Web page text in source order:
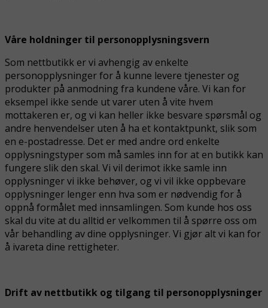
Våre holdninger til personopplysningsvern
Som nettbutikk er vi avhengig av enkelte
personopplysninger for å kunne levere tjenester og
produkter på anmodning fra kundene våre. Vi kan for
eksempel ikke sende ut varer uten å vite hvem
mottakeren er, og vi kan heller ikke besvare spørsmål og
andre henvendelser uten å ha et kontaktpunkt, slik som
en e-postadresse. Det er med andre ord enkelte
opplysningstyper som må samles inn for at en butikk kan
fungere slik den skal. Vi vil derimot ikke samle inn
opplysninger vi ikke behøver, og vi vil ikke oppbevare
opplysninger lenger enn hva som er nødvendig for å
oppnå formålet med innsamlingen. Som kunde hos oss
skal du vite at du alltid er velkommen til å spørre oss om
vår behandling av dine opplysninger. Vi gjør alt vi kan for
å ivareta dine rettigheter.
Drift av nettbutikk og tilgang til personopplysninger